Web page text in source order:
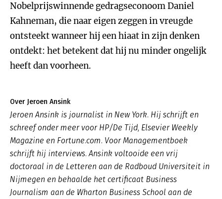
Nobelprijswinnende gedragseconoom Daniel
Kahneman, die naar eigen zeggen in vreugde
ontsteekt wanneer hij een hiaat in zijn denken
ontdekt: het betekent dat hij nu minder ongelijk
heeft dan voorheen.
Over Jeroen Ansink
Jeroen Ansink is journalist in New York. Hij schrijft en
schreef onder meer voor HP/De Tijd, Elsevier Weekly
Magazine en Fortune.com. Voor Managementboek
schrijft hij interviews. Ansink voltooide een vrij
doctoraal in de Letteren aan de Radboud Universiteit in
Nijmegen en behaalde het certificaat Business
Journalism aan de Wharton Business School aan de